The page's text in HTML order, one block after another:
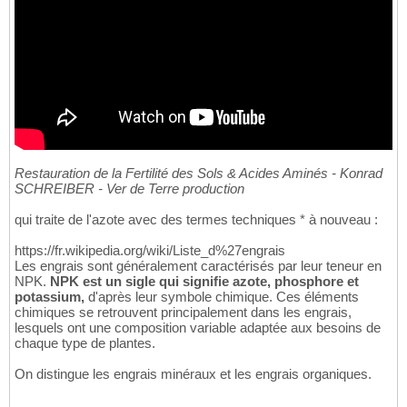
Restauration de la Fertilité des Sols & Acides Aminés - Konrad
SCHREIBER - Ver de Terre production
qui traite de l'azote avec des termes techniques * à nouveau :
https://fr.wikipedia.org/wiki/Liste_d%27engrais
Les engrais sont généralement caractérisés par leur teneur en
NPK. NPK est un sigle qui signifie azote, phosphore et
potassium, d'après leur symbole chimique. Ces éléments
chimiques se retrouvent principalement dans les engrais,
lesquels ont une composition variable adaptée aux besoins de
chaque type de plantes.
On distingue les engrais minéraux et les engrais organiques.